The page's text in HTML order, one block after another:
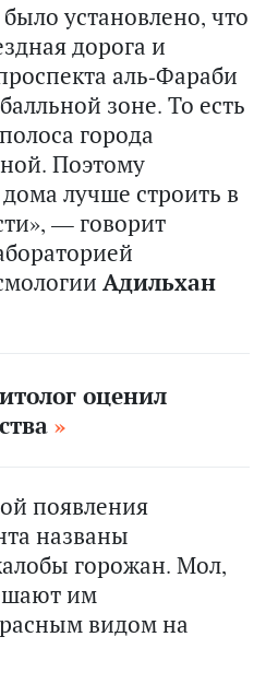
установлено, что
дорога и
аль-Фараби
зоне. То есть
города
Поэтому
лучше строить в
— говорит
Адильхан
оценил
появления
названы
горожан. Мол,
им
видом на